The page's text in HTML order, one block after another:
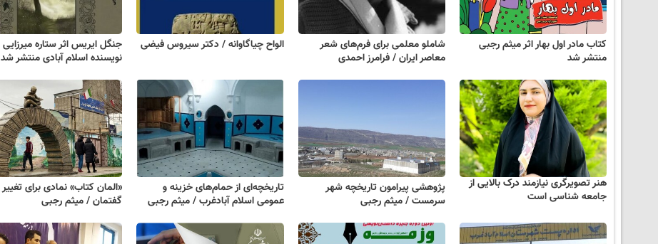
کتاب مادر اول بهار اثر میثم رجبی
منتشر شد
شاملو معلمی برای فرم‌های شعر
معاصر ایران / فرامرز احمدی
الواح چیاگاوانه / دکتر سیروس فیضی
جنگل ایریس اثر ستاره میرزایی
نویسنده اسلام آبادی منتشر شد
هنر تصویرگری نیازمند درک بالایی از
جامعه شناسی است
پژوهشی پیرامون تاریخچه شهر
سرمست / میثم رجبی
تاریخچه‌ای از حمام‌های خزینه و
عمومی اسلام آبادغرب / میثم رجبی
«المان کتاب» نمادی برای تغییر
گفتمان / میثم رجبی